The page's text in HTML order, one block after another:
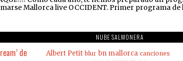
Mallorca live OCCIDENT. Primer programa
de
NUBE SALMONERA
Albert Petit blur bn mallorca canciones